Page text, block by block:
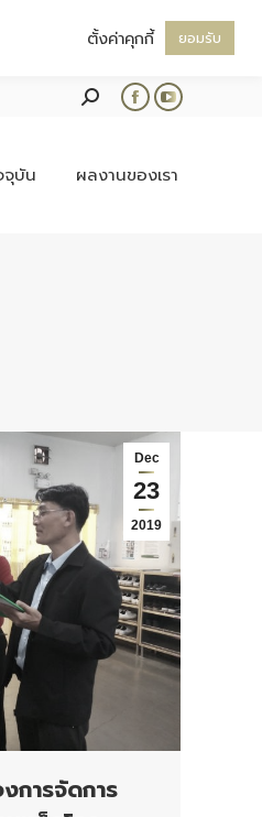
Search:
Facebook
opens
YouTube
opens
จุบัน ผลงานของเรา
Dec
23
2019
การจัดการ
ตั้งค่าคุกกี้ ยอมรับ